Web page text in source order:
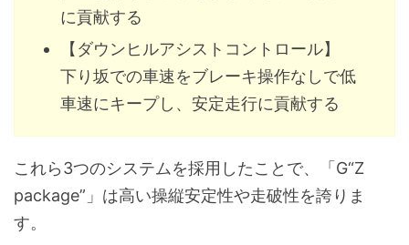
グローブボックス
オーバーヘッドコンソール
カップホルダー(フロント2個、リヤ2個)
ドアポケット(フロント・リヤ)
インパネセンタークラスター
センターコンソールボックス
オープントレイ
(運転席・助手席・センター)
レジスターノブ ブラック
パワーウィンドゥのスイッチ部分
メーター
(照度コントロール付き)
シート表皮 ファブ
に貢献する
【ダウンヒルアシストコントロール】
下り坂での車速をブレーキ操作なしで低
車速にキープし、安定走行に貢献する
これら3つのシステムを採用したことで、「G“Z
package”」は高い操縦安定性や走破性を誇りま
す。